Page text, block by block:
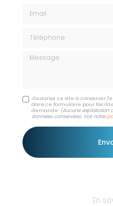
Message
J'autorise ce site à conserver
dans ce formulaire pour
demande. (Aucune exploitation
données conservées. Voir notre
En